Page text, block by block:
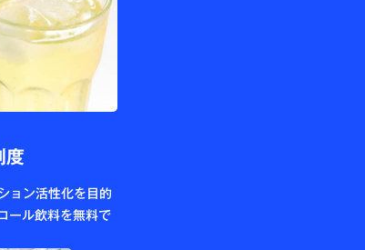
度
ョン活性化を目的
ール飲料を無料で